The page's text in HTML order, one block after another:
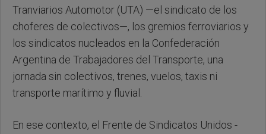
Tranviarios Automotor (UTA) —el sindicato de los
choferes de colectivos—, los gremios ferroviarios y
los sindicatos nucleados en la Confederación
Argentina de Trabajadores del Transporte, una
jornada sin colectivos, trenes, vuelos, taxis ni
transporte marítimo y fluvial.
En ese contexto, el Frente de Sindicatos Unidos -